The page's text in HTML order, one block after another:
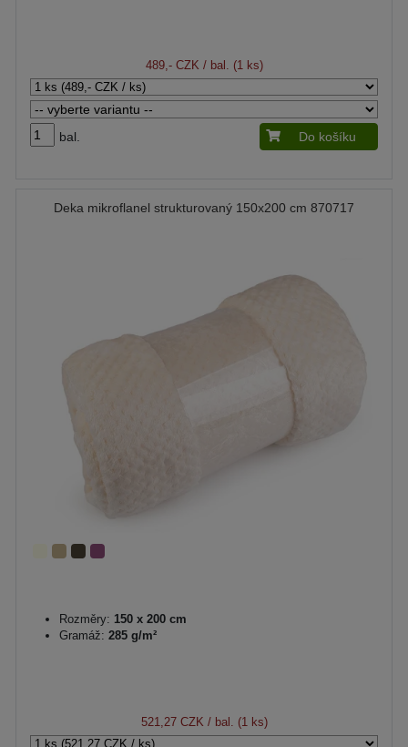
489,- CZK / bal. (1 ks)
bal. Do košíku
Deka mikroflanel strukturovaný 150x200 cm 870717
Rozměry: 150 x 200 cm
Gramáž: 285 g/m²
521,27 CZK / bal. (1 ks)